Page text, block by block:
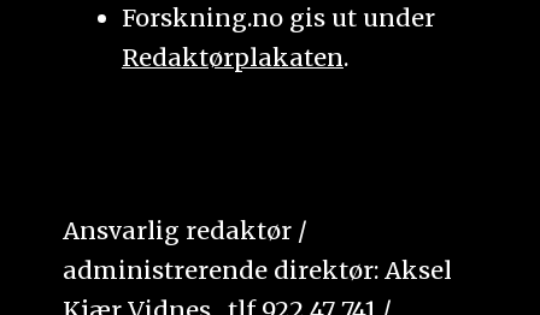
Forskning.no gis ut under
Redaktørplakaten.
Ansvarlig redaktør /
administrerende direktør: Aksel